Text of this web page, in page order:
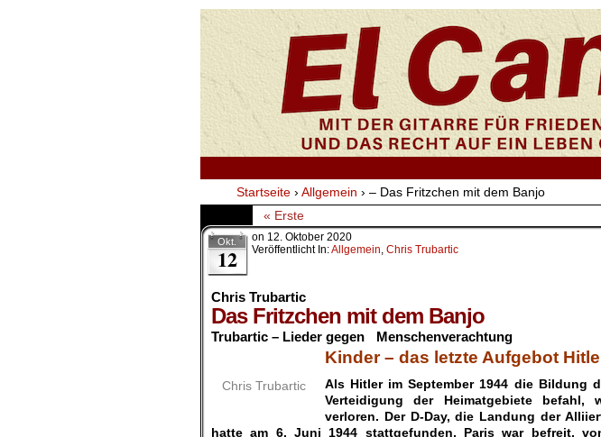
Startseite › Allgemein › – Das Fritzchen mit dem Banjo
« Erste
Okt.
12
on 12. Oktober 2020
Veröffentlicht In:Allgemein, Chris Trubartic
Chris Trubartic
Das Fritzchen mit dem Banjo
Trubartic – Lieder gegen Menschenverachtung
Chris Trubartic
Kinder – das letzte Aufgebot
Als Hitler im September 1944 die Bildung
Verteidigung der Heimatgebiete befahl,
verloren. Der D-Day, die Landung der
hatte am 6. Juni 1944 stattgefunden, Paris war befreit,